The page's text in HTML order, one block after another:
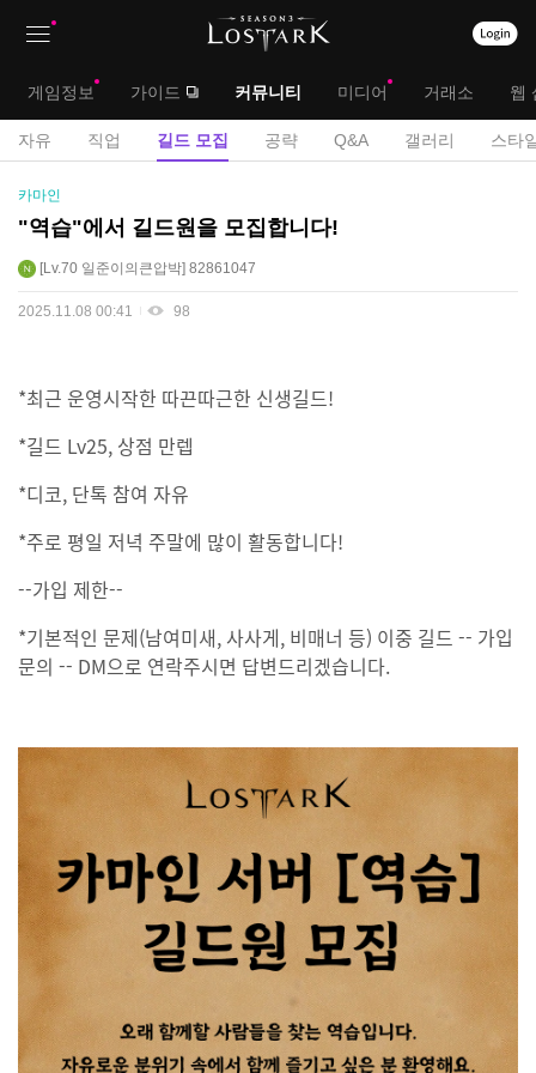
대
메
게임정보 가이드 커뮤니티 미디어 거래소 웹
서
메
자유 직업 길드 모집 공략 Q&A 갤러리 스타
길
드
집
시
카마인
"역습"에서 길드원을 모집합니다!
Lv.70 일준이의큰압박 82861047
2025.11.08 00:41 98
*최근 운영시작한 따끈따근한 신생길드!
*길드 Lv25, 상점 만렙
*디코, 단톡 참여 자유
*주로 평일 저녁 주말에 많이 활동합니다!
--가입 제한--
*기본적인 문제(남여미새, 사사게, 비매너 등) 이중 길드 -- 가입
문의 -- DM으로 연락주시면 답변드리겠습니다.